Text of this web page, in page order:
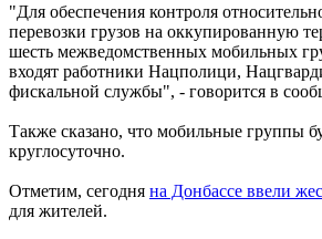
"Для обеспечения контроля
перевозки грузов на оккупированную
шесть межведомственных мобильных
входят работники Нацполици,
фискальной службы", - говорится в
Также сказано, что мобильные группы
круглосуточно.
Отметим, сегодня на Донбассе ввели
для жителей.